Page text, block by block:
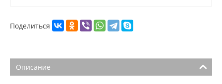
Поделиться
Описание